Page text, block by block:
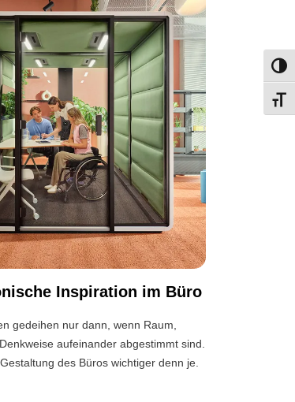
Inspiration im Büro
gedeihen nur dann, wenn Raum,
aufeinander abgestimmt sind.
des Büros wichtiger denn je.